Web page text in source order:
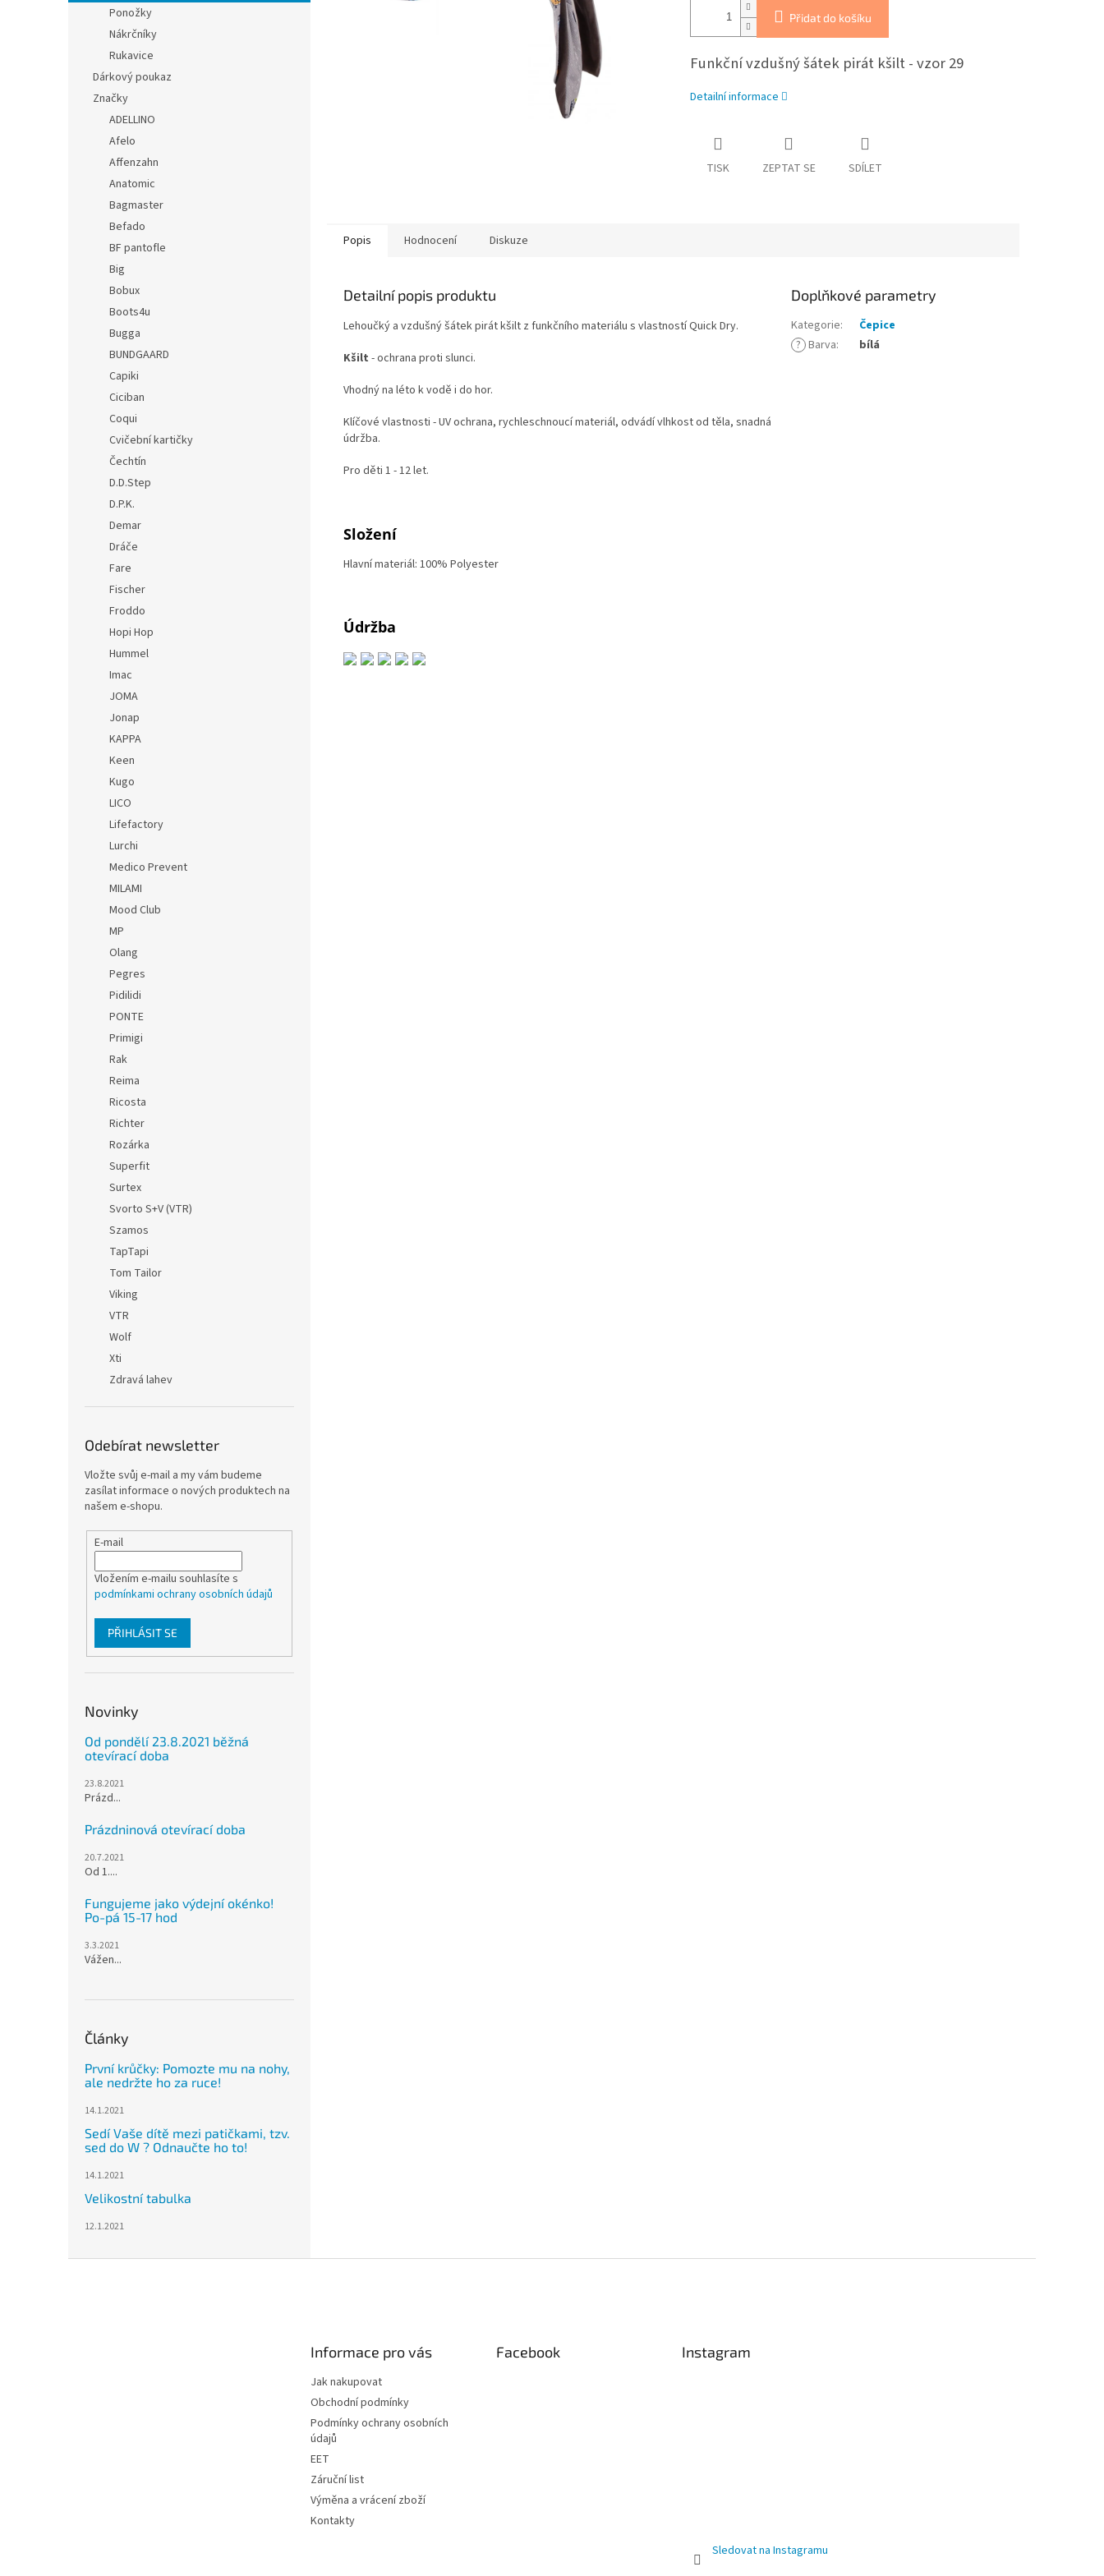
n
Ponožky
Nákrčníky
Rukavice
Dárkový poukaz
Značky
ADELLINO
Afelo
Affenzahn
Anatomic
Bagmaster
Befado
BF pantofle
Big
Bobux
Boots4u
Bugga
BUNDGAARD
Capiki
Ciciban
Coqui
Cvičební kartičky
Čechtín
D.D.Step
D.P.K.
Demar
Dráče
Fare
Fischer
Froddo
Hopi Hop
Hummel
Imac
JOMA
Jonap
KAPPA
Keen
Kugo
LICO
Lifefactory
Lurchi
Medico Prevent
MILAMI
Mood Club
MP
Olang
Pegres
Pidilidi
PONTE
Primigi
Rak
Reima
Ricosta
Richter
Rozárka
Superfit
Surtex
Svorto S+V (VTR)
Szamos
TapTapi
Tom Tailor
Viking
VTR
Wolf
Xti
Zdravá lahev
Odebírat newsletter
Vložte svůj e-mail a my vám budeme
zasílat informace o nových produktech na
našem e-shopu.
E-mail
Vložením e-mailu souhlasíte s
podmínkami ochrany osobních údajů
PŘIHLÁSIT SE
Novinky
Od pondělí 23.8.2021 běžná
otevírací doba
23.8.2021
Prázd...
Prázdninová otevírací doba
20.7.2021
Od 1....
Fungujeme jako výdejní okénko!
Po-pá 15-17 hod
3.3.2021
Vážen...
Články
První krůčky: Pomozte mu na nohy,
ale nedržte ho za ruce!
14.1.2021
Sedí Vaše dítě mezi patičkami, tzv.
sed do W ? Odnaučte ho to!
14.1.2021
Velikostní tabulka
12.1.2021
Přidat do košíku
Funkční vzdušný šátek pirát kšilt - vzor 29
Detailní informace
TISK ZEPTAT SE SDÍLET
Popis Hodnocení Diskuze
Detailní popis produktu
Lehoučký a vzdušný šátek pirát kšilt z funkčního materiálu s vlastností Quick Dry.
Kšilt - ochrana proti slunci.
Vhodný na léto k vodě i do hor.
Klíčové vlastnosti - UV ochrana, rychleschnoucí materiál, odvádí vlhkost od těla, snadná
údržba.
Pro děti 1 - 12 let.
Složení
Hlavní materiál: 100% Polyester
Údržba
Doplňkové parametry
Kategorie:
Čepice
? Barva: bílá
Informace pro vás
Jak nakupovat
Obchodní podmínky
Podmínky ochrany osobních
údajů
EET
Záruční list
Výměna a vrácení zboží
Kontakty
Facebook Instagram
Sledovat na Instagramu